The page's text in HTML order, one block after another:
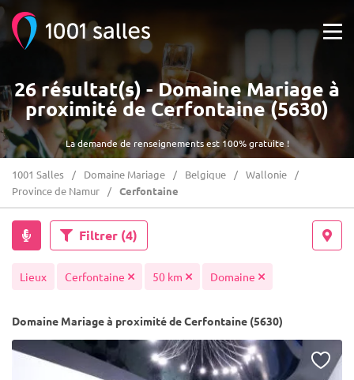
La demande de renseignements est 100% gratuite !
26 résultat(s) - Domaine Mariage à
proximité de Cerfontaine (5630)
1001 Salles Domaine Mariage Belgique
Wallonie
Province de Namur
Cerfontaine
Filtrer (4)
Lieux Cerfontaine 50 km Domaine
Domaine Mariage à proximité de Cerfontaine (5630)